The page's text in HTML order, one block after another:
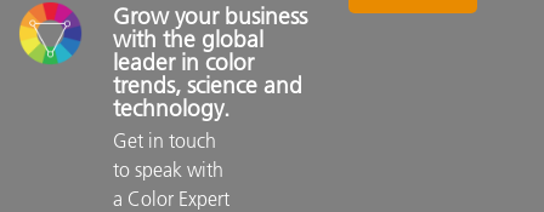
Grow your business
with the global
leader in color
trends, science and
technology.
Get in touch
to speak with
a Color Expert